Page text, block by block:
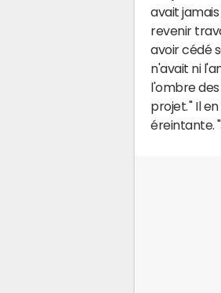
avait
revenir
avoir cédé
n'avait ni
l'ombre
projet. " Il
éreintante.